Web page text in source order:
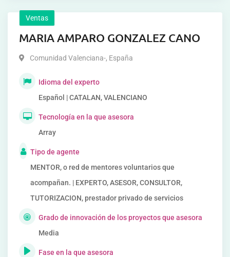
Ventas
MARIA AMPARO GONZALEZ CANO
Comunidad Valenciana-, España
Idioma del experto
Español | CATALAN, VALENCIANO
Tecnología en la que asesora
Array
Tipo de agente
MENTOR, o red de mentores voluntarios que
acompañan. | EXPERTO, ASESOR, CONSULTOR,
TUTORIZACION, prestador privado de servicios
Grado de innovación de los proyectos que asesora
Media
Fase en la que asesora